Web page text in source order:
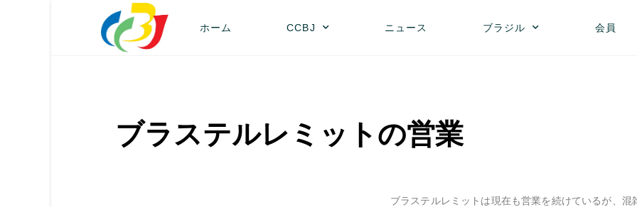
ホーム CCBJ ニュース ブラジル 会員
ブラステルレミットの営業
ブラステルレミットは現在も営業を続けているが、